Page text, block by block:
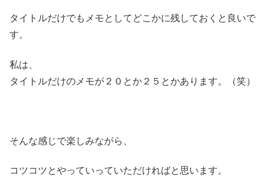
タイトルだけでもメモとしてどこかに残しておくと良いで
す。
私は、
タイトルだけのメモが２０とか２５とかあります。（笑）
そんな感じで楽しみながら、
コツコツとやっていっていただければと思います。